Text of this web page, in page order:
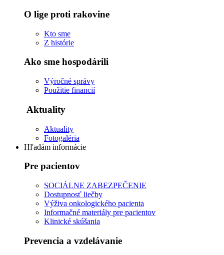
O lige proti rakovine
Kto sme
Z histórie
Ako sme hospodárili
Výročné správy
Použitie financií
Aktuality
Aktuality
Fotogaléria
Hľadám informácie
Pre pacientov
SOCIÁLNE ZABEZPEČENIE
Dostupnosť liečby
Výživa onkologického pacienta
Informačné materiály pre pacientov
Klinické skúšania
Prevencia a vzdelávanie